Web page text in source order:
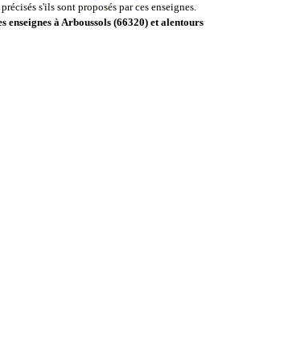
s'ils sont proposés par ces enseignes.
enseignes à Arboussols (66320) et alentours